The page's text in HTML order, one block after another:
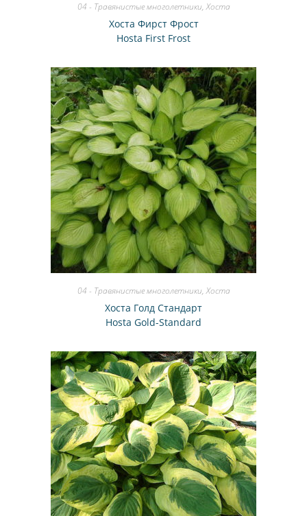
04 - Травянистые многолетники,Хоста
Хоста Фирст Фрост
Hosta First Frost
04 - Травянистые многолетники,Хоста
Хоста Голд Стандарт
Hosta Gold-Standard